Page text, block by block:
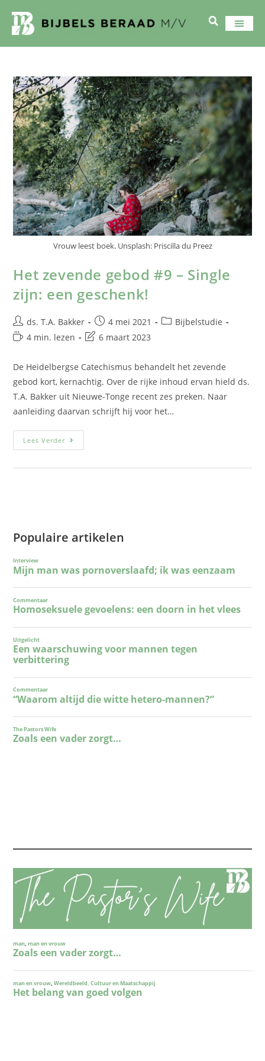
Vrouw leest boek. Unsplash: Priscilla du Preez
Het zevende gebod #9 – Single
zijn: een geschenk!
ds. T.A. Bakker 4 mei 2021
Bijbelstudie
4 min. lezen
6 maart 2023
De Heidelbergse Catechismus behandelt het zevende
gebod kort, kernachtig. Over de rijke inhoud ervan hield ds.
T.A. Bakker uit Nieuwe-Tonge recent zes preken. Naar
aanleiding daarvan schrijft hij voor het…
Lees Verder
Populaire artikelen